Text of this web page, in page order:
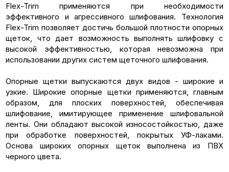
Flex-Trim применяются при необходимости
эффективного и агрессивного шлифования. Технология
Flex-Trim позволяет достичь большой плотности опорных
щеток, что дает возможность выполнять шлифовку с
высокой эффективностью, которая невозможна при
использовании других систем щеточного шлифования.
Опорные щетки выпускаются двух видов - широкие и
узкие. Широкие опорные щетки применяются, главным
образом, для плоских поверхностей, обеспечивая
шлифование, имитирующее применение шлифовальной
ленты. Они обладают высокой износостойкостью, даже
при обработке поверхностей, покрытых УФ-лаками.
Основа широких опорных щеток выполнена из ПВХ
черного цвета.